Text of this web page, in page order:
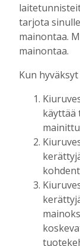
Aku
Äiti
tarjota
mainontaa.
mainontaa.
Kun
käyttää